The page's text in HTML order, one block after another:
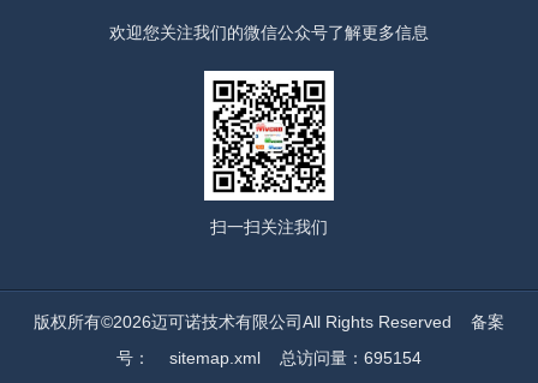
欢迎您关注我们的微信公众号了解更多信息
扫一扫关注我们
版权所有©2026迈可诺技术有限公司All Rights Reserved 备案
号：
sitemap.xml总访问量：695154